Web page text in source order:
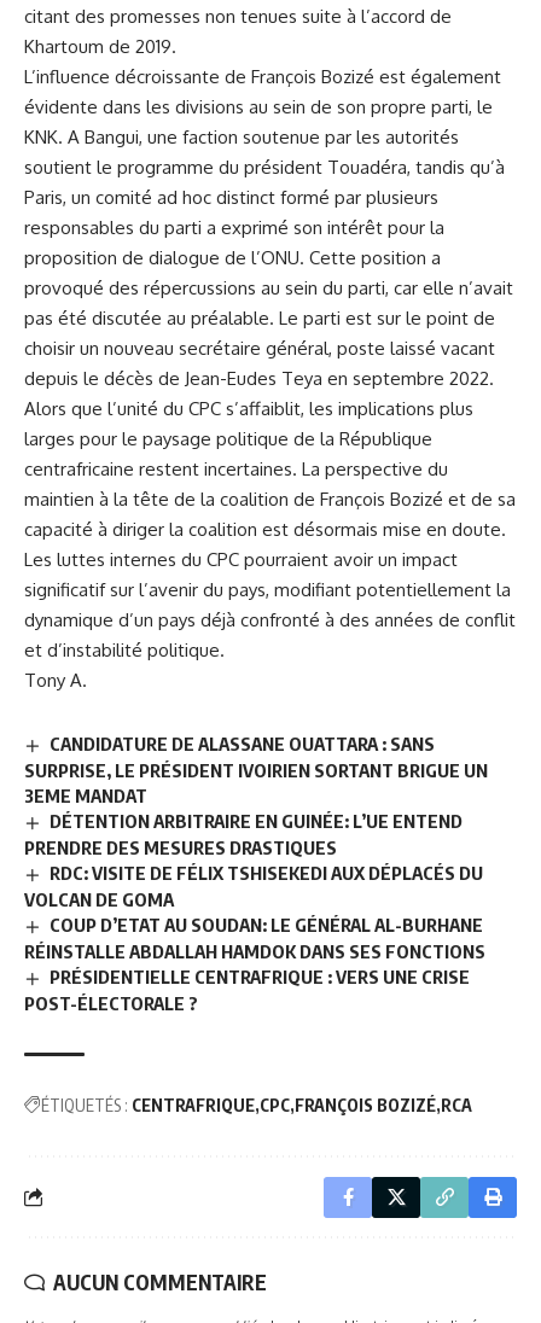
citant des promesses non tenues suite à l’accord de
Khartoum de 2019.
L’influence décroissante de François Bozizé est également
évidente dans les divisions au sein de son propre parti, le
KNK. A Bangui, une faction soutenue par les autorités
soutient le programme du président Touadéra, tandis qu’à
Paris, un comité ad hoc distinct formé par plusieurs
responsables du parti a exprimé son intérêt pour la
proposition de dialogue de l’ONU. Cette position a
provoqué des répercussions au sein du parti, car elle n’avait
pas été discutée au préalable. Le parti est sur le point de
choisir un nouveau secrétaire général, poste laissé vacant
depuis le décès de Jean-Eudes Teya en septembre 2022.
Alors que l’unité du CPC s’affaiblit, les implications plus
larges pour le paysage politique de la République
centrafricaine restent incertaines. La perspective du
maintien à la tête de la coalition de François Bozizé et de sa
capacité à diriger la coalition est désormais mise en doute.
Les luttes internes du CPC pourraient avoir un impact
significatif sur l’avenir du pays, modifiant potentiellement la
dynamique d’un pays déjà confronté à des années de conflit
et d’instabilité politique.
Tony A.
CANDIDATURE DE ALASSANE OUATTARA : SANS
SURPRISE, LE PRÉSIDENT IVOIRIEN SORTANT BRIGUE UN
3EME MANDAT
DÉTENTION ARBITRAIRE EN GUINÉE: L’UE ENTEND
PRENDRE DES MESURES DRASTIQUES
RDC: VISITE DE FÉLIX TSHISEKEDI AUX DÉPLACÉS DU
VOLCAN DE GOMA
COUP D’ETAT AU SOUDAN: LE GÉNÉRAL AL-BURHANE
RÉINSTALLE ABDALLAH HAMDOK DANS SES FONCTIONS
PRÉSIDENTIELLE CENTRAFRIQUE : VERS UNE CRISE
POST-ÉLECTORALE ?
ÉTIQUETÉS : CENTRAFRIQUE CPC FRANÇOIS BOZIZÉ RCA
AUCUN COMMENTAIRE